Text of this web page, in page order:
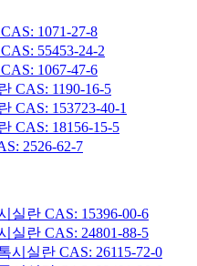
1071-27-8
55453-24-2
1067-47-6
CAS: 1190-16-5
CAS: 153723-40-1
CAS: 18156-15-5
2526-62-7
실란 CAS: 15396-00-6
실란 CAS: 24801-88-5
시실란 CAS: 26115-72-0